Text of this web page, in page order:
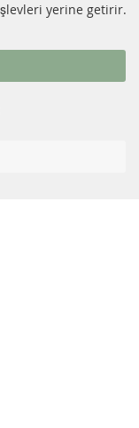
yerine getirir.